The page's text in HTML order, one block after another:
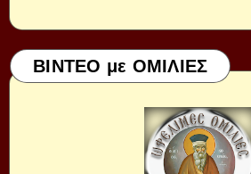
ΒΙΝΤΕΟ με ΟΜΙΛΙΕΣ